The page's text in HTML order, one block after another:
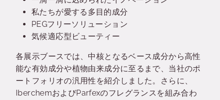
私たちが愛する多目的成分
PEGフリーソリューション
気候適応型ビューティー
各展示ブースでは、中核となるベース成分から高性
能な有効成分や植物由来成分に至るまで、当社のポ
ートフォリオの汎用性を紹介しました。さらに、
IberchemおよびParfexのフレグランスを組み合わ